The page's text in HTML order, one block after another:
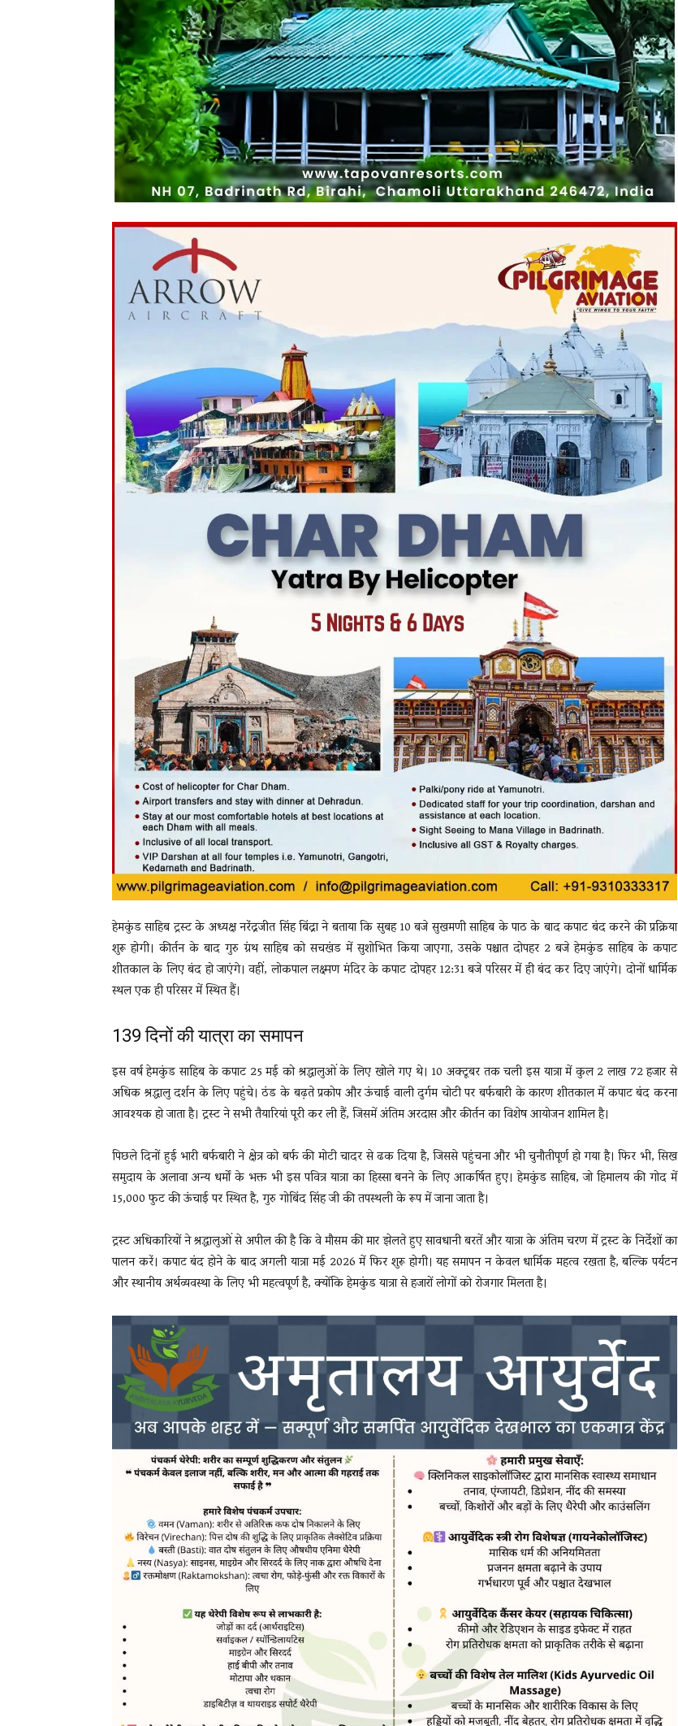
हेमकुंड साहिब ट्रस्ट के अध्यक्ष नरेंद्रजीत सिंह बिंद्रा ने बताया कि सुबह 10 बजे सुखमणी साहिब के पाठ के बाद कपाट बंद करने की प्रक्रिया
शुरू होगी। कीर्तन के बाद गुरु ग्रंथ साहिब को सचखंड में सुशोभित किया जाएगा, उसके पश्चात दोपहर 2 बजे हेमकुंड साहिब के कपाट
शीतकाल के लिए बंद हो जाएंगे। वहीं, लोकपाल लक्ष्मण मंदिर के कपाट दोपहर 12:31 बजे परिसर में ही बंद कर दिए जाएंगे। दोनों धार्मिक
स्थल एक ही परिसर में स्थित हैं।
139 दिनों की यात्रा का समापन
इस वर्ष हेमकुंड साहिब के कपाट 25 मई को श्रद्धालुओं के लिए खोले गए थे। 10 अक्टूबर तक चली इस यात्रा में कुल 2 लाख 72 हजार से
अधिक श्रद्धालु दर्शन के लिए पहुंचे। ठंड के बढ़ते प्रकोप और ऊंचाई वाली दुर्गम चोटी पर बर्फबारी के कारण शीतकाल में कपाट बंद करना
आवश्यक हो जाता है। ट्रस्ट ने सभी तैयारियां पूरी कर ली हैं, जिसमें अंतिम अरदास और कीर्तन का विशेष आयोजन शामिल है।
पिछले दिनों हुई भारी बर्फबारी ने क्षेत्र को बर्फ की मोटी चादर से ढक दिया है, जिससे पहुंचना और भी चुनौतीपूर्ण हो गया है। फिर भी, सिख
समुदाय के अलावा अन्य धर्मों के भक्त भी इस पवित्र यात्रा का हिस्सा बनने के लिए आकर्षित हुए। हेमकुंड साहिब, जो हिमालय की गोद में
15,000 फुट की ऊंचाई पर स्थित है, गुरु गोबिंद सिंह जी की तपस्थली के रूप में जाना जाता है।
ट्रस्ट अधिकारियों ने श्रद्धालुओं से अपील की है कि वे मौसम की मार झेलते हुए सावधानी बरतें और यात्रा के अंतिम चरण में ट्रस्ट के निर्देशों का
पालन करें। कपाट बंद होने के बाद अगली यात्रा मई 2026 में फिर शुरू होगी। यह समापन न केवल धार्मिक महत्व रखता है, बल्कि पर्यटन
और स्थानीय अर्थव्यवस्था के लिए भी महत्वपूर्ण है, क्योंकि हेमकुंड यात्रा से हजारों लोगों को रोजगार मिलता है।